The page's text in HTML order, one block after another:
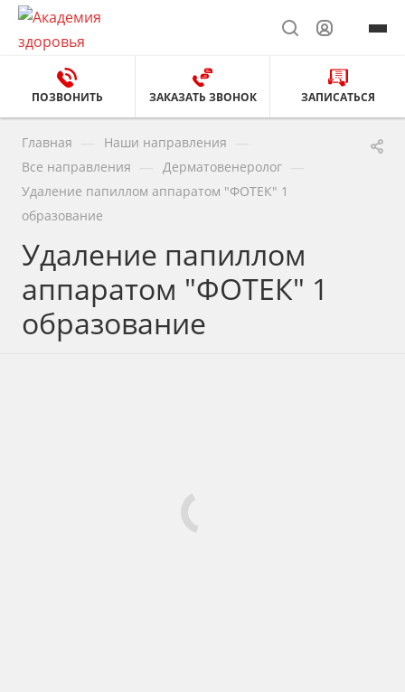
ПОЗВОНИТЬ ЗАКАЗАТЬ ЗВОНОК ЗАПИСАТЬСЯ
Главная Наши направления
Все направления Дерматовенеролог
Удаление папиллом аппаратом "ФОТЕК" 1
образование
Удаление папиллом
аппаратом "ФОТЕК" 1
образование